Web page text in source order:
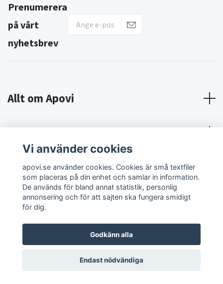
Prenumerera
på vårt
nyhetsbrev
Allt om Apovi
Om Apovi
Sociala medier
© 2026 Apovi
Vi använder cookies
apovi.se använder cookies. Cookies är små textfiler
som placeras på din enhet och samlar in information.
De används för bland annat statistik, personlig
annonsering och för att sajten ska fungera smidigt
för dig.
Godkänn alla
Endast nödvändiga